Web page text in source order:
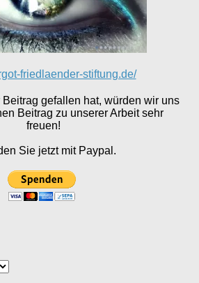
friedlaender-stiftung.de/
gefallen hat, würden wir uns
Beitrag zu unserer Arbeit sehr
freuen!
Sie jetzt mit Paypal.